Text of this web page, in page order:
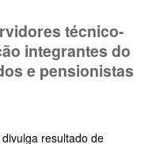
técnico-
integrantes do
e pensionistas
resultado de